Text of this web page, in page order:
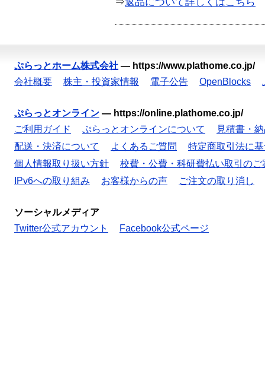
⇒返品について詳しくはこちら
ぷらっとホーム株式会社 — https://www.plathome.co.jp/
会社概要
株主・投資家情報 電子公告 OpenBlocks
ぷらっとオンライン — https://online.plathome.co.jp/
ご利用ガイド
ぷらっとオンラインについて
見積書・
配送・決済について
よくあるご質問
特定商取引法に
個人情報取り扱い方針
校費・公費・科研費払い取引のご
IPv6への取り組み
お客様からの声 ご注文の取り消し
ソーシャルメディア
Twitter公式アカウント
Facebook公式ページ